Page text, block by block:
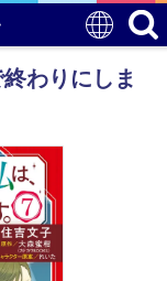
わりにしま